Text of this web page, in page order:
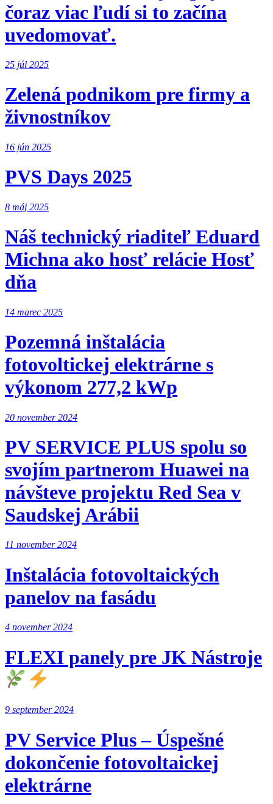
čoraz viac ľudí si to začína
uvedomovať.
25 júl 2025
Zelená podnikom pre firmy a
živnostníkov
16 jún 2025
PVS Days 2025
8 máj 2025
Náš technický riaditeľ Eduard
Michna ako hosť relácie Hosť
dňa
14 marec 2025
Pozemná inštalácia
fotovoltickej elektrárne s
výkonom 277,2 kWp
20 november 2024
PV SERVICE PLUS spolu so
svojím partnerom Huawei na
návšteve projektu Red Sea v
Saudskej Arábii
11 november 2024
Inštalácia fotovoltaických
panelov na fasádu
4 november 2024
FLEXI panely pre JK Nástroje
9 september 2024
PV Service Plus – Úspešné
dokončenie fotovoltaickej
elektrárne